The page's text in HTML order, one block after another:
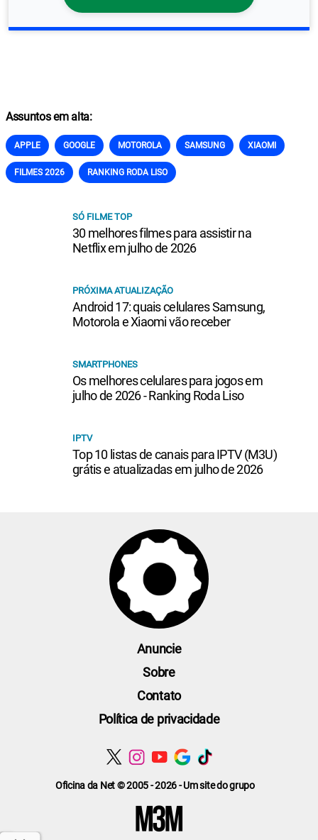
Assuntos em alta:
APPLE GOOGLE MOTOROLA SAMSUNG XIAOMI
FILMES 2026 RANKING RODA LISO
SÓ FILME TOP
30 melhores filmes para assistir na
Netflix em julho de 2026
PRÓXIMA ATUALIZAÇÃO
Android 17: quais celulares Samsung,
Motorola e Xiaomi vão receber
SMARTPHONES
Os melhores celulares para jogos em
julho de 2026 - Ranking Roda Liso
IPTV
Top 10 listas de canais para IPTV (M3U)
grátis e atualizadas em julho de 2026
Oficina da Net © 2005 - 2026 - Um site do grupo
Anuncie
Sobre
Contato
Política de privacidade